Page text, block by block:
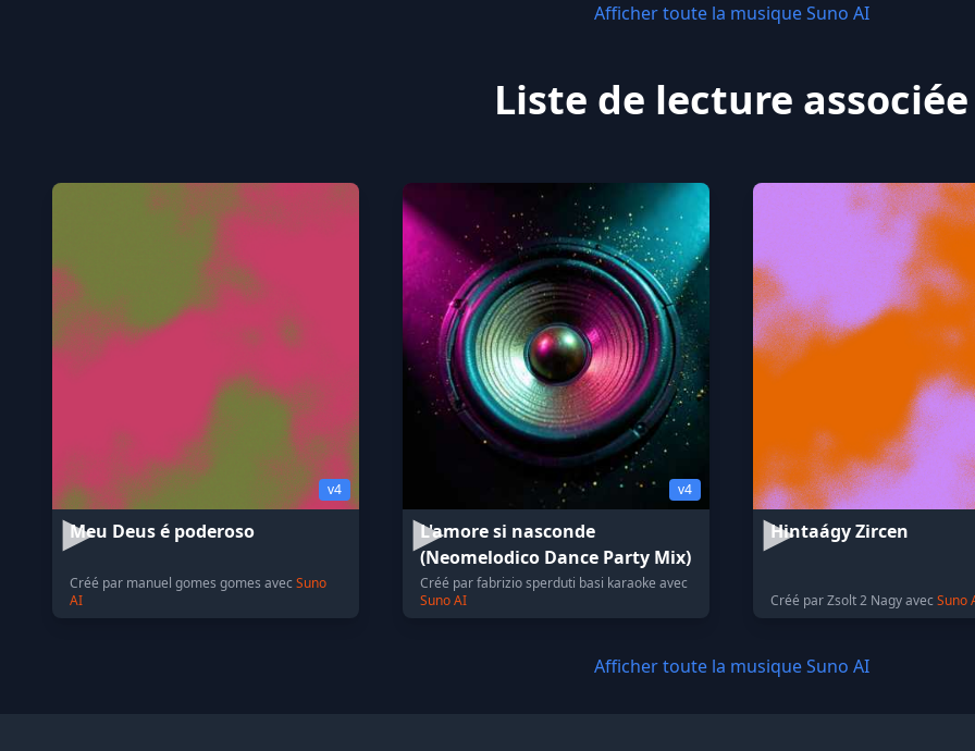
Afficher toute la musique Suno AI
Liste de lecture associée
v4
Meu Deus é poderoso
Créé par manuel gomes gomes avec Suno
AI
v4
L'amore si nasconde
(Neomelodico Dance Party Mix)
Créé par fabrizio sperduti basi karaoke avec
Suno AI
Hintaágy Zircen
Créé par Zsolt 2 Nagy avec Suno
Afficher toute la musique Suno AI